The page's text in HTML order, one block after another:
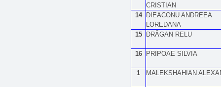
CRISTIAN
14
DIEACONU ANDREEA
LOREDANA
15
DRĂGAN RELU
16 PRIPOAE SILVIA
1 MALEKSHAHIAN